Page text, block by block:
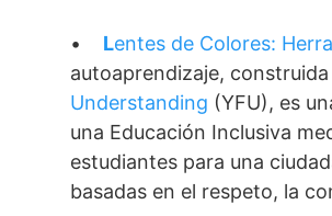
• Lentes de Colores:
autoaprendizaje,
Understanding (YFU), es
una Educación Inclusiva
estudiantes para una
basadas en el respeto, la